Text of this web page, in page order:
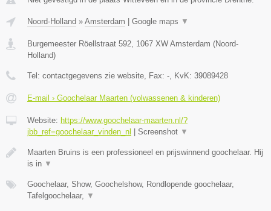
Noord-Holland » Amsterdam Google maps ▼
Burgemeester Röellstraat 592, 1067 XW Amsterdam (Noord-
Holland)
Tel: contactgegevens zie website, Fax: -, KvK: 39089428
E-mail › Goochelaar Maarten (volwassenen & kinderen)
Website: https://www.goochelaar-maarten.nl/?
jbb_ref=goochelaar_vinden_nl
Screenshot ▼
Maarten Bruins is een professioneel en prijswinnend goochelaar. Hij
is in ▼
Goochelaar, Show, Goochelshow, Rondlopende goochelaar,
Tafelgoochelaar, ▼